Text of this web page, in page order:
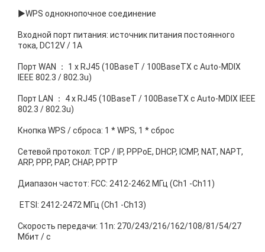
►WPS однокнопочное соединение
Входной порт питания: источник питания постоянного
тока, DC12V / 1A
Порт WAN ： 1 x RJ45 (10BaseT / 100BaseTX с Auto-MDIX
IEEE 802.3 / 802.3u)
Порт LAN ： 4 x RJ45 (10BaseT / 100BaseTX с Auto-MDIX IEEE
802.3 / 802.3u)
Кнопка WPS / сброса: 1 * WPS, 1 * сброс
Сетевой протокол: TCP / IP, PPPoE, DHCP, ICMP, NAT, NAPT,
ARP, PPP, PAP, CHAP, PPTP
Диапазон частот: FCC: 2412-2462 МГц (Ch1 -Ch11)
ETSI: 2412-2472 МГц (Ch1 -Ch13)
Скорость передачи: 11n: 270/243/216/162/108/81/54/27
Мбит / с